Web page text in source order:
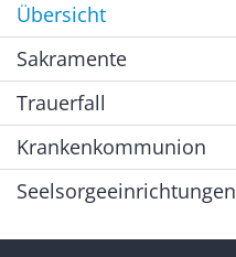
Übersicht
Sakramente
Trauerfall
Krankenkommunion
Seelsorgeeinrichtungen